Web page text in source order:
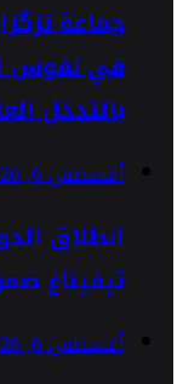
جماعة
في نفوس
بالتدخل
أغسطس 6, 2026
انطلاق
تيفيناغ
أغسطس 6, 2026